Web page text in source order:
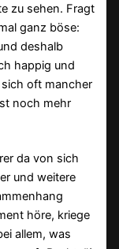
zu sehen. Fragt
ganz böse:
deshalb
happig und
oft mancher
noch mehr
da von sich
und weitere
höre, kriege
allem, was